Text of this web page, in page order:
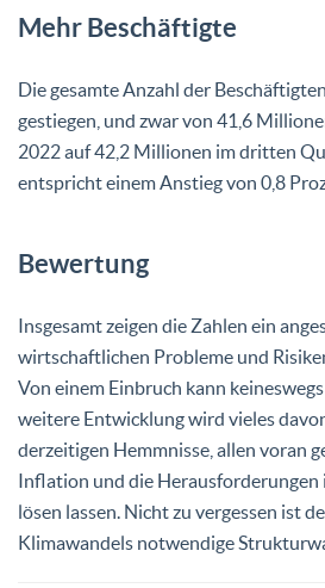
Mehr Beschäftigte
Die gesamte Anzahl der
gestiegen, und zwar von 41,6
2022 auf 42,2 Millionen im dritten
entspricht einem Anstieg von 0,8
Bewertung
Insgesamt zeigen die Zahlen ein
wirtschaftlichen Probleme und
Von einem Einbruch kann
weitere Entwicklung wird vieles
derzeitigen Hemmnisse, allen voran
Inflation und die Herausforderungen
lösen lassen. Nicht zu vergessen ist
Klimawandels notwendige